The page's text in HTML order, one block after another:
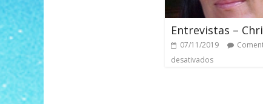
Entrevistas –
07/11/2019
desativados